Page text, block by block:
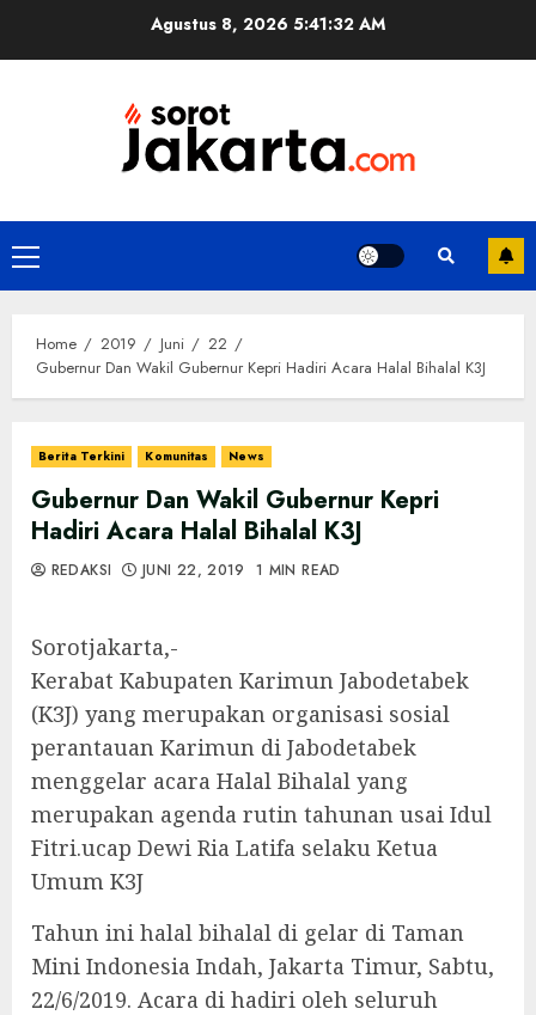
Agustus 8, 2026 5:41:32 AM
Primary
Menu
Home 2019 Juni
22
Gubernur Dan Wakil Gubernur Kepri Hadiri Acara Halal Bihalal K3J
Berita Terkini Komunitas News
Gubernur Dan Wakil Gubernur Kepri
Hadiri Acara Halal Bihalal K3J
REDAKSI JUNI 22, 2019 1 MIN READ
Sorotjakarta,-
Kerabat Kabupaten Karimun Jabodetabek
(K3J) yang merupakan organisasi sosial
perantauan Karimun di Jabodetabek
menggelar acara Halal Bihalal yang
merupakan agenda rutin tahunan usai Idul
Fitri.ucap Dewi Ria Latifa selaku Ketua
Umum K3J
Tahun ini halal bihalal di gelar di Taman
Mini Indonesia Indah, Jakarta Timur, Sabtu,
22/6/2019. Acara di hadiri oleh seluruh